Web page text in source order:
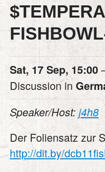
Sat, 17 Sep, 15:00
Discussion in
Speaker/Host: j4h8
Der Foliensatz zur
http://dit.by/